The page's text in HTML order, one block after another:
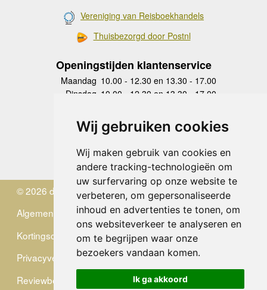
Wij gebruiken cookies
Wij maken gebruik van cookies en
andere tracking-technologieën om
uw surfervaring op onze website te
verbeteren, om gepersonaliseerde
inhoud en advertenties te tonen, om
ons websiteverkeer te analyseren en
om te begrijpen waar onze
bezoekers vandaan komen.
Ik ga akkoord
Vereniging van Reisboekhandels
Thuisbezorgd door Postnl
Openingstijden klantenservice
Maandag 10.00 - 12.30 en 13.30 - 17.00
Dinsdag 10.00 - 12.30 en 13.30 - 17.00
Donderdag
10.00 - 12.30 en 13.30 - 17.00
Vrijdag 10.00 - 12.30 en 13.30 - 17.00
Zaterdag
gesloten
Zondag gesloten
© 2026 de Zwerver
Algemene Voorwaarden
Kortingscode
Privacyverklaring
Reviewbeleid